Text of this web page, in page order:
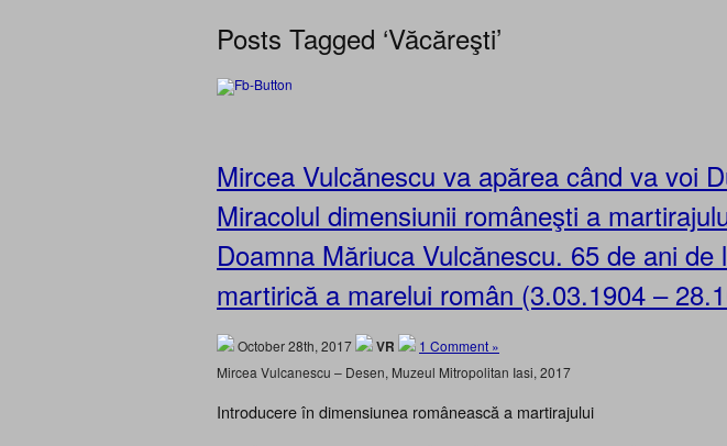
Posts Tagged ‘Văcăreşti’
Mircea Vulcănescu va apărea când va voi
Miracolul dimensiunii româneşti a
Doamna Măriuca Vulcănescu. 65 de ani de
martirică a marelui român (3.03.1904 –
October 28th, 2017 VR
1 Comment »
Mircea Vulcanescu – Desen, Muzeul Mitropolitan Iasi, 2017
Introducere în dimensiunea românească a martirajului